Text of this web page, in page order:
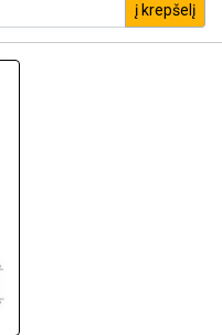
į krepšelį